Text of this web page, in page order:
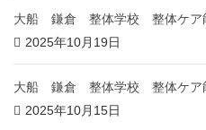
大船 鎌倉 整体学校 整体ケ
2025年10月19日
大船 鎌倉 整体学校 整体ケ
2025年10月15日